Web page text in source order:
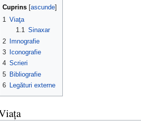
Cuprins ascunde
1 Viaţa
1.1 Sinaxar
2
Imnografie
3
Iconografie
4 Scrieri
5 Bibliografie
6 Legături externe